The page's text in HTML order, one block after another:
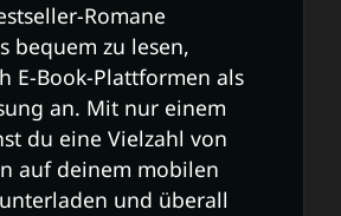
Romane
bequem zu lesen,
E-Book-Plattformen als
an. Mit nur einem
du eine Vielzahl von
auf deinem mobilen
und überall